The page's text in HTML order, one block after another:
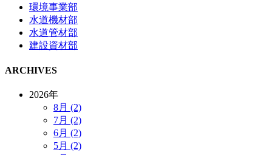
環境事業部
水道機材部
水道管材部
建設資材部
ARCHIVES
2026年
8月 (2)
7月 (2)
6月 (2)
5月 (2)